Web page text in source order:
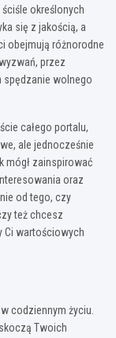
określonych
się z jakością, a
obejmują różnorodne
przez
spędzanie wolnego
całego portalu,
ale jednocześnie
mógł zainspirować
oraz
od tego, czy
też chcesz
Ci wartościowych
codziennym życiu.
Twoich